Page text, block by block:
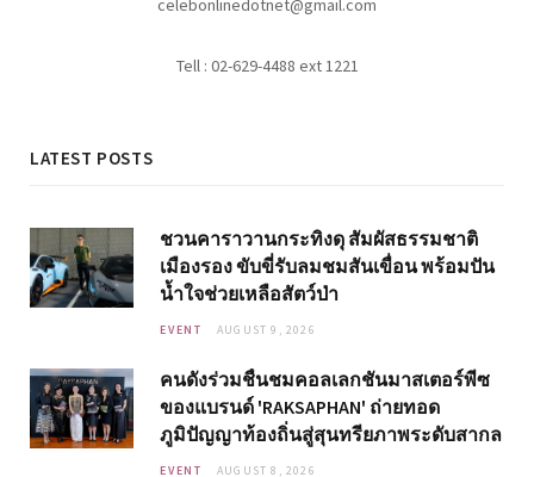
celebonlinedotnet@gmail.com
Tell : 02-629-4488 ext 1221
LATEST POSTS
ชวนคาราวานกระทิงดุ สัมผัสธรรมชาติ
เมืองรอง ขับขี่รับลมชมสันเขื่อน พร้อมปัน
น้ำใจช่วยเหลือสัตว์ป่า
EVENT AUGUST 9, 2026
คนดังร่วมชื่นชมคอลเลกชันมาสเตอร์พีซ
ของแบรนด์ 'RAKSAPHAN' ถ่ายทอด
ภูมิปัญญาท้องถิ่นสู่สุนทรียภาพระดับสากล
EVENT AUGUST 8, 2026